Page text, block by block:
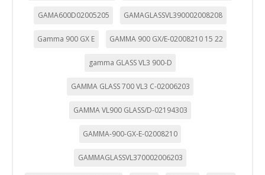
GAMA600D02005205 GAMAGLASSVL390002008208
Gamma 900 GX E GAMMA 900 GX/E-02008210 15 22
gamma GLASS VL3 900-D
GAMMA GLASS 700 VL3 C-02006203
GAMMA VL900 GLASS/D-02194303
GAMMA-900-GX-E-02008210
GAMMAGLASSVL370002006203